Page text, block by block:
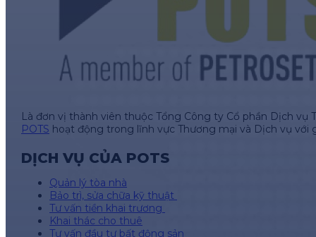
Là đơn vị thành viên thuộc Tổng Công ty Cổ phần Dịch vụ
POTS hoạt động trong lĩnh vực Thương mại và Dịch vụ
DỊCH VỤ CỦA POTS
Quản lý tòa nhà
Bảo trì, sửa chữa kỹ thuật
Tư vấn tiền khai trương
Khai thác cho thuê
Tư vấn đầu tư bất động sản